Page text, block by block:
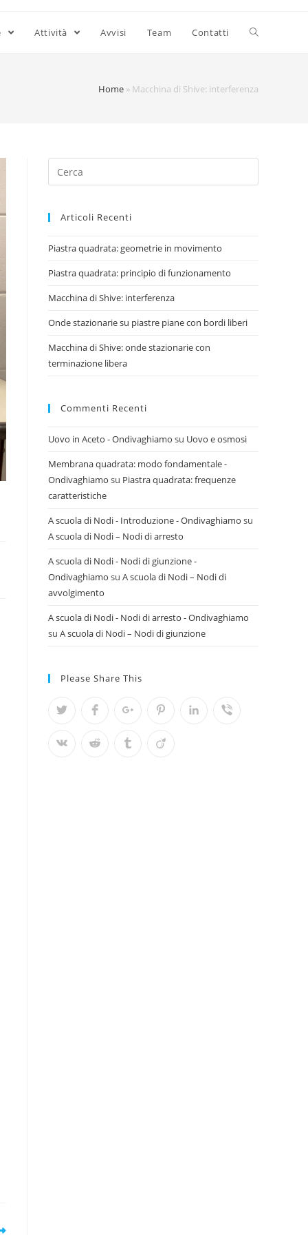
Attività Avvisi Team Contatti
Home » Macchina di Shive: interferenza
Articoli Recenti
Piastra quadrata: geometrie in movimento
Piastra quadrata: principio di funzionamento
Macchina di Shive: interferenza
Onde stazionarie su piastre piane con bordi liberi
Macchina di Shive: onde stazionarie con
terminazione libera
Commenti Recenti
Uovo in Aceto - Ondivaghiamo su Uovo e osmosi
Membrana quadrata: modo fondamentale -
Ondivaghiamo su Piastra quadrata: frequenze
caratteristiche
A scuola di Nodi - Introduzione - Ondivaghiamo su
A scuola di Nodi – Nodi di arresto
A scuola di Nodi - Nodi di giunzione -
Ondivaghiamo su A scuola di Nodi – Nodi di
avvolgimento
A scuola di Nodi - Nodi di arresto - Ondivaghiamo
su A scuola di Nodi – Nodi di giunzione
Please Share This